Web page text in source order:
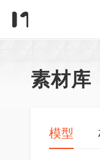
素材库
模型